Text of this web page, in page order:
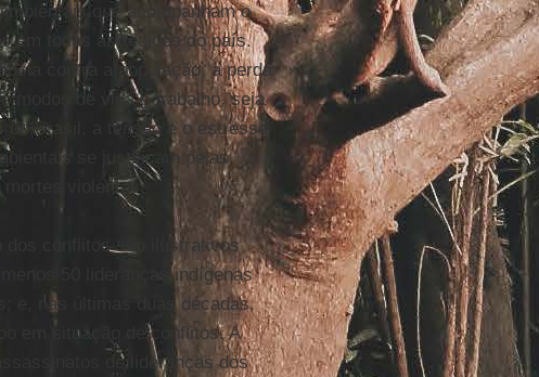
que acompanham o
em todas as regiões do país.
contra a população, a perda
modos de vida e trabalho, seja
do Brasil, a tensão e o estresse
se justificam pelas
violentas.
dos conflitos são ilustrativos
50 lideranças indígenas
e, nas últimas duas décadas,
em situação de conflitos. A
de lideranças dos